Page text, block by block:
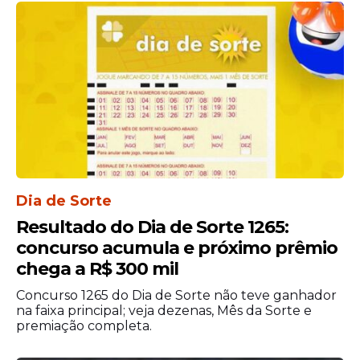
análise de competências interpessoais,
trabalho em equipe e capacidade de
resolução de problemas.
Aulas e formação
As atividades estão previstas para começar
Dia de Sorte
Resultado do Dia de Sorte 1265:
concurso acumula e próximo prêmio
chega a R$ 300 mil
Concurso 1265 do Dia de Sorte não teve ganhador
na faixa principal; veja dezenas, Mês da Sorte e
premiação completa.